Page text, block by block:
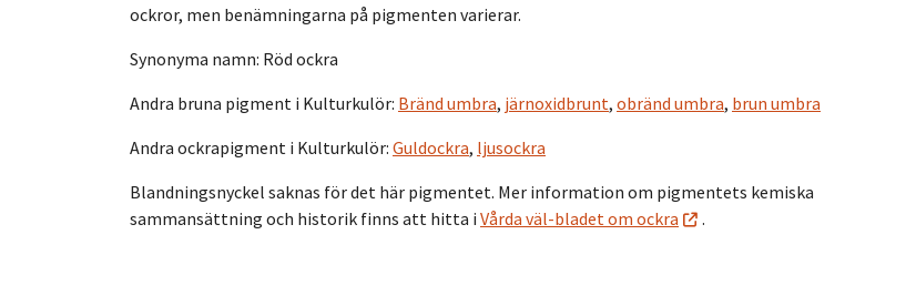
ockror, men benämningarna på pigmenten varierar.
Synonyma namn: Röd ockra
Andra bruna pigment i Kulturkulör: Bränd umbra, järnoxidbrunt, obränd umbra, brun umbra
Andra ockrapigment i Kulturkulör: Guldockra, ljusockra
Blandningsnyckel saknas för det här pigmentet. Mer information om pigmentets kemiska
sammansättning och historik finns att hitta i Vårda väl-bladet om ockra .